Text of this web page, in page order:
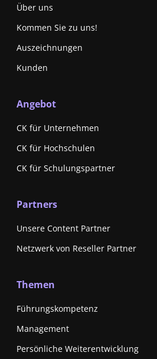
Über uns
Kommen Sie zu uns!
Auszeichnungen
Kunden
Angebot
CK für Unternehmen
CK für Hochschulen
CK für Schulungspartner
Partners
Unsere Content Partner
Netzwerk von Reseller Partner
Themen
Führungskompetenz
Management
Persönliche Weiterentwicklung